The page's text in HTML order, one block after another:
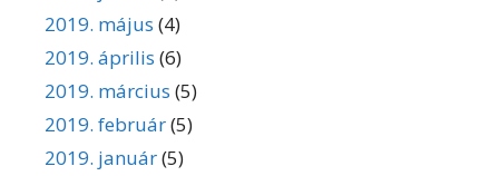
2019. május (4)
2019. április (6)
2019. március (5)
2019. február(5)
2019. január(5)